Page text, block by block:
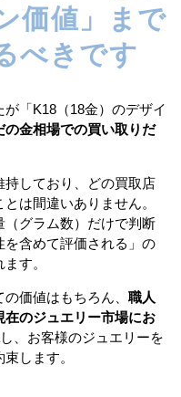
価値」まで
べきです
「K18（18金）のデザイ
の金相場での買い取りだ
しており、どの買取店
は間違いありません。
（グラム数）だけで判断
を含めて評価される」の
す。
価値はもちろん、 職人
のジュエリー市場にお
し、お客様のジュエリーを
します。